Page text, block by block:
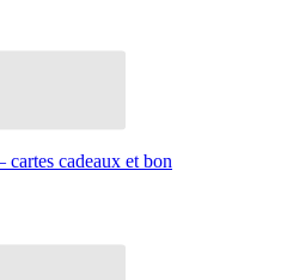
cadeaux et bon